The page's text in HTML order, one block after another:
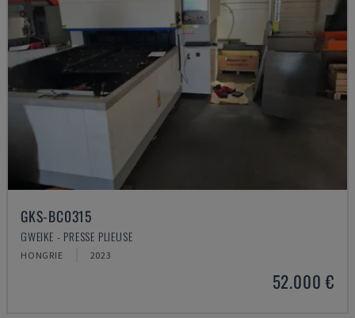
GKS-BC0315
GWEIKE - PRESSE PLIEUSE
HONGRIE 2023
52.000 €